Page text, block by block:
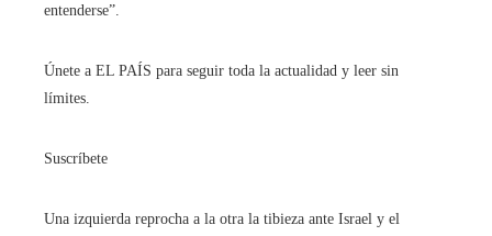
entenderse”.
Únete a EL PAÍS para seguir toda la actualidad y leer sin
límites.
Suscríbete
Una izquierda reprocha a la otra la tibieza ante Israel y el